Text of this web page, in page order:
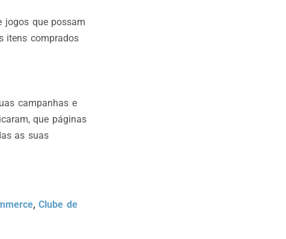
jogos que possam
itens comprados
campanhas e
que páginas
as suas
,Clube de